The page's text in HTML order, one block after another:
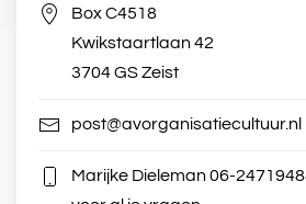
Box C4518
Kwikstaartlaan 42
3704 GS Zeist
post@avorganisatiecultuur.nl
Marijke Dieleman06-